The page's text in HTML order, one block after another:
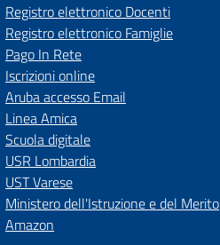
Registro elettronico Docenti
Registro elettronico Famiglie
Pago In Rete
Iscrizioni online
Aruba accesso Email
Linea Amica
Scuola digitale
USR Lombardia
UST Varese
Ministero dell'Istruzione e del Merito
Amazon